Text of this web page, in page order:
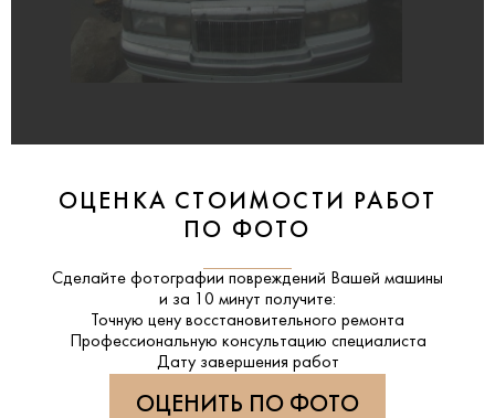
ОЦЕНКА СТОИМОСТИ РАБОТ
ПО ФОТО
Сделайте фотографии повреждений Вашей машины
и за
10 минут получите:
Точную цену восстановительного ремонта
Профессиональную консультацию специалиста
Дату завершения работ
ОЦЕНИТЬ ПО ФОТО